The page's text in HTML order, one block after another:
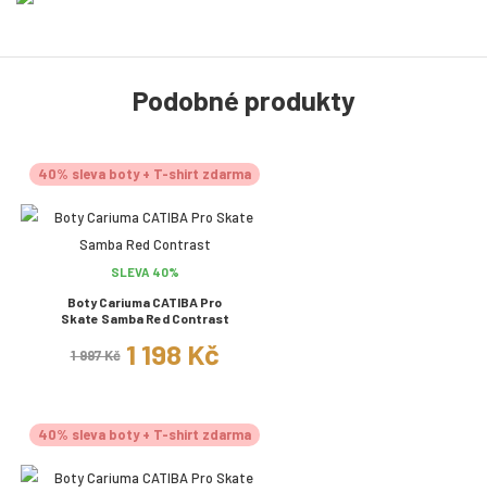
Podobné produkty
40% sleva boty + T-shirt zdarma
SLEVA 40%
Boty Cariuma CATIBA Pro
Skate Samba Red Contrast
1 997 Kč 1 198 Kč
40% sleva boty + T-shirt zdarma